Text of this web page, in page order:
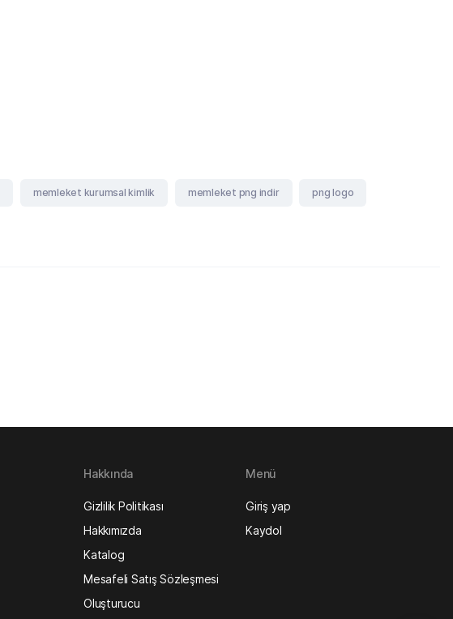
memleket kurumsal kimlik memleket png indir png logo
Hakkında
Gizlilik Politikası
Hakkımızda
Katalog
Mesafeli Satış Sözleşmesi
Oluşturucu
Menü
Giriş yap
Kaydol